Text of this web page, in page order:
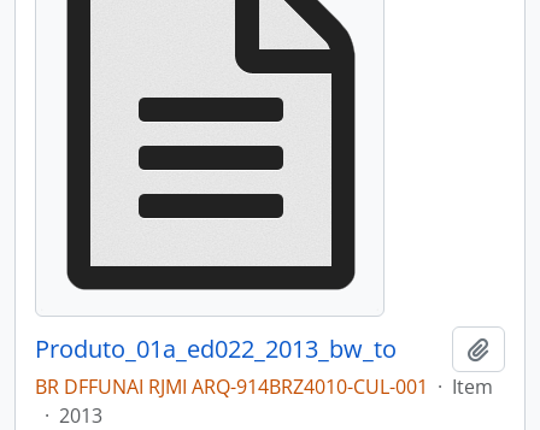
Produto_01a_ed022_2013_bw_to
BR DFFUNAI RJMI ARQ-914BRZ4010-CUL-001 · Item
· 2013